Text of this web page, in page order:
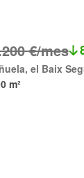
€/mes
el Baix
m²